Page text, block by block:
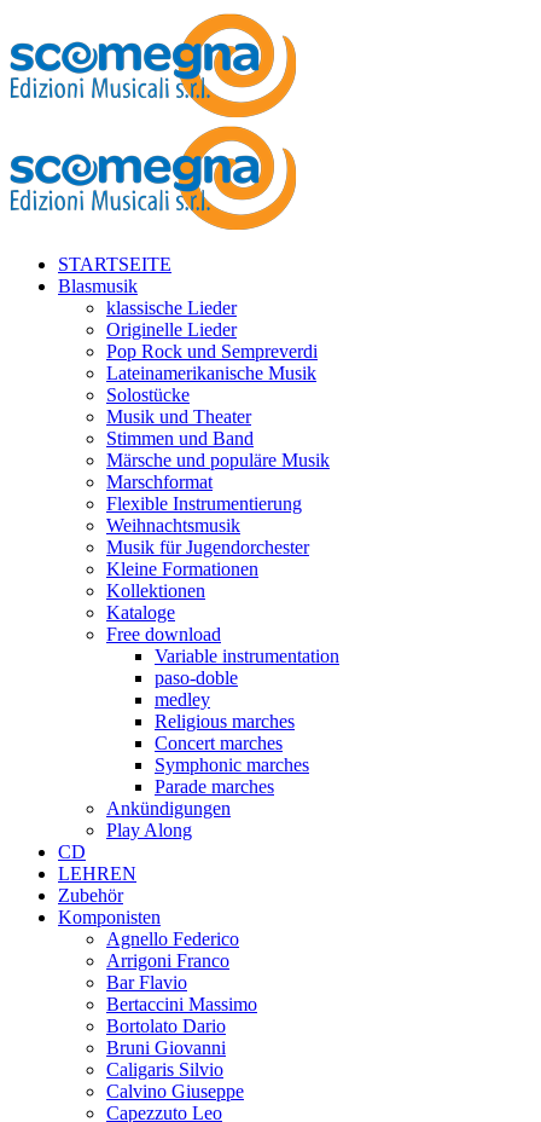
STARTSEITE
Blasmusik
klassische Lieder
Originelle Lieder
Pop Rock und Sempreverdi
Lateinamerikanische Musik
Solostücke
Musik und Theater
Stimmen und Band
Märsche und populäre Musik
Marschformat
Flexible Instrumentierung
Weihnachtsmusik
Musik für Jugendorchester
Kleine Formationen
Kollektionen
Kataloge
Free download
Variable instrumentation
paso-doble
medley
Religious marches
Concert marches
Symphonic marches
Parade marches
Ankündigungen
Play Along
CD
LEHREN
Zubehör
Komponisten
Agnello Federico
Arrigoni Franco
Bar Flavio
Bertaccini Massimo
Bortolato Dario
Bruni Giovanni
Caligaris Silvio
Calvino Giuseppe
Capezzuto Leo